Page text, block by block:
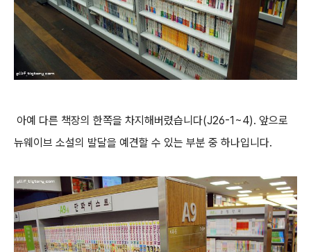
아예 다른 책장의 한쪽을 차지해버렸습니다(J26-1~4). 앞으로
뉴웨이브 소설의 발달을 예견할 수 있는 부분 중 하나입니다.